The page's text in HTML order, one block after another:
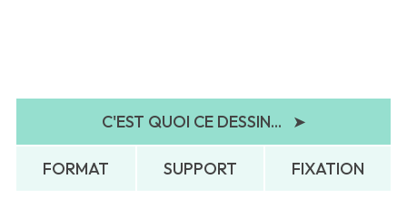
C'EST QUOI CE DESSIN... ➤
FORMAT SUPPORT FIXATION